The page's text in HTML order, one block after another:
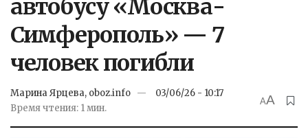
автобусу «Москва-
Симферополь» — 7
человек погибли
Марина Ярцева, oboz.info
03/06/26 - 10:17
Время чтения: 1 мин.
AA